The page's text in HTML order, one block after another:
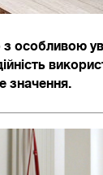
з особливою
значення.